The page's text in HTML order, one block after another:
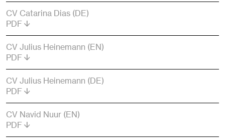
CV Catarina Dias (DE)
PDF
CV Julius Heinemann (EN)
PDF
CV Julius Heinemann (DE)
PDF
CV Navid Nuur (EN)
PDF